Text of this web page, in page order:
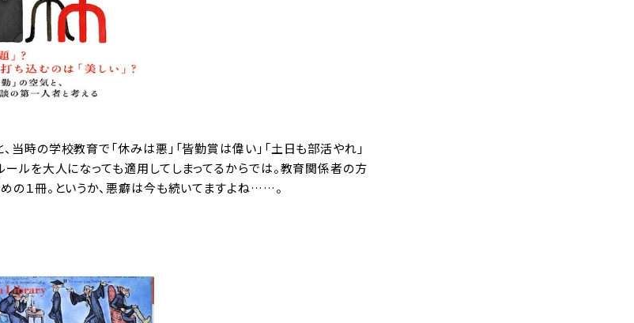
時の学校教育で「休みは悪」「皆勤賞は偉い」「土日も部活やれ」
ルを大人になっても適用してしまってるからでは。教育関係者の方
の１冊。というか、悪癖は今も続いてますよね……。